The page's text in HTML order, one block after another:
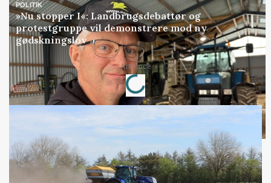
POLITIK
»Nu stopper I«: Landbrugsdebattør og
protestgruppe vil demonstrere mod ny
gødskningslov
Annonce
Loading...